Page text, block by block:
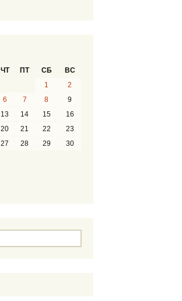
ЧТ ПТ СБ ВС
1
2
6 7 8
9
13 14 15
16
20 21 22
23
27 28 29
30